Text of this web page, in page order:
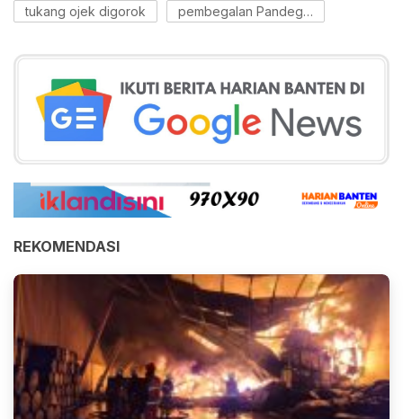
tukang ojek digorok pembegalan Pandeglang
REKOMENDASI